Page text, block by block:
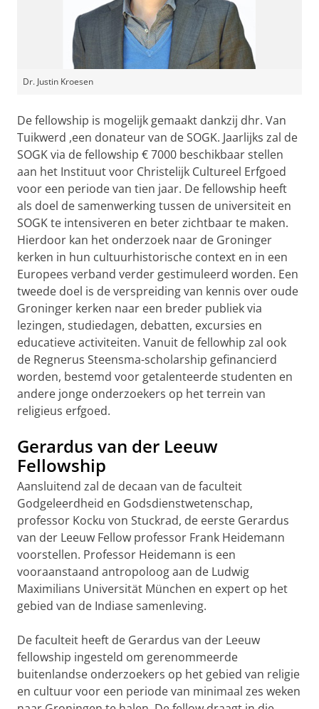
Dr. Justin Kroesen
De fellowship is mogelijk gemaakt dankzij dhr. Van
Tuikwerd ,een donateur van de SOGK. Jaarlijks zal de
SOGK via de fellowship € 7000 beschikbaar stellen
aan het Instituut voor Christelijk Cultureel Erfgoed
voor een periode van tien jaar. De fellowship heeft
als doel de samenwerking tussen de universiteit en
SOGK te intensiveren en beter zichtbaar te maken.
Hierdoor kan het onderzoek naar de Groninger
kerken in hun cultuurhistorische context en in een
Europees verband verder gestimuleerd worden. Een
tweede doel is de verspreiding van kennis over oude
Groninger kerken naar een breder publiek via
lezingen, studiedagen, debatten, excursies en
educatieve activiteiten. Vanuit de fellowhip zal ook
de Regnerus Steensma-scholarship gefinancierd
worden, bestemd voor getalenteerde studenten en
andere jonge onderzoekers op het terrein van
religieus erfgoed.
Gerardus van der Leeuw
Fellowship
Aansluitend zal de decaan van de faculteit
Godgeleerdheid en Godsdienstwetenschap,
professor Kocku von Stuckrad, de eerste Gerardus
van der Leeuw Fellow professor Frank Heidemann
voorstellen. Professor Heidemann is een
vooraanstaand antropoloog aan de Ludwig
Maximilians Universität München en expert op het
gebied van de Indiase samenleving.
De faculteit heeft de Gerardus van der Leeuw
fellowship ingesteld om gerenommeerde
buitenlandse onderzoekers op het gebied van religie
en cultuur voor een periode van minimaal zes weken